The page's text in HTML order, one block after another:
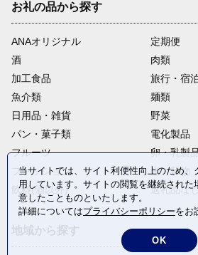
お礼の品から探す
ANAオリジナル
定期便
酒
肉類
加工食品
旅行・宿
魚介類
麺類
日用品・雑貨
野菜
パン・菓子類
電化製品
フルーツ
卵・乳製
ファッション
米・穀物
飲料(酒以外)
返礼品な
当サイトでは、サイト利便性向上のため、
用しています。サイトの閲覧を継続された
意したことものといたします。
詳細についてはプライバシーポリシーをお
OK